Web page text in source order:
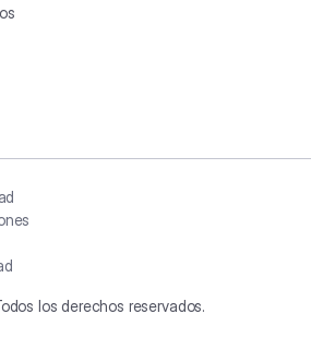
los derechos reservados.